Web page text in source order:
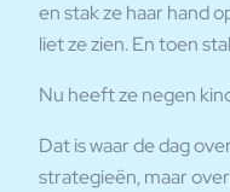
en stak ze haar hand
liet ze zien. En toen
Nu heeft ze negen
Dat is waar de dag
strategieën, maar